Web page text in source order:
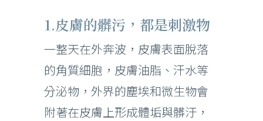
1.皮膚的髒污，都是刺激物
一整天在外奔波，皮膚表面脫落
的角質細胞，皮膚油脂、汗水等
分泌物，外界的塵埃和微生物會
附著在皮膚上形成體垢與髒汙，